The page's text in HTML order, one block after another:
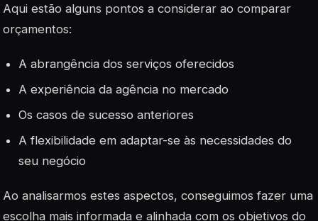
Aqui estão alguns pontos a considerar ao comparar
orçamentos:
A abrangência dos serviços oferecidos
A experiência da agência no mercado
Os casos de sucesso anteriores
A flexibilidade em adaptar-se às necessidades do
seu negócio
Ao analisarmos estes aspectos, conseguimos fazer uma
escolha mais informada e alinhada com os objetivos do